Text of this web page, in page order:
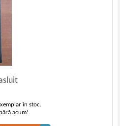
în stoc.
acum!